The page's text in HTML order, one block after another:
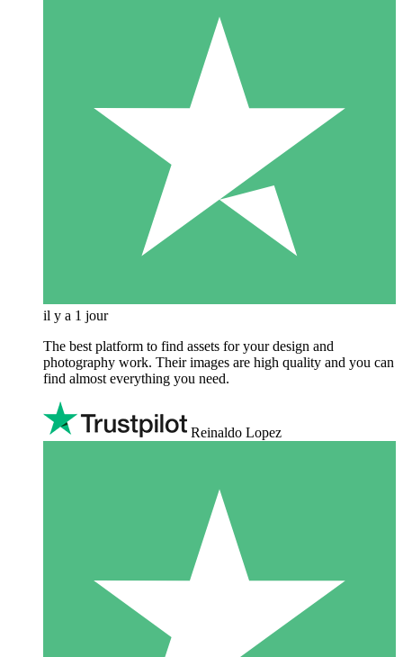
il y a 1 jour
The best platform to find assets for your design and
photography work. Their images are high quality and you can
find almost everything you need.
Reinaldo Lopez